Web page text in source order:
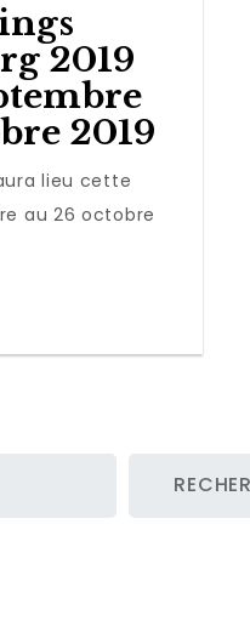
2019
2019
lieu cette
au 26 octobre